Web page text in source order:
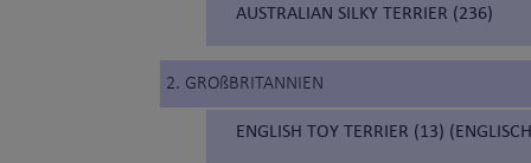
AUSTRALIAN SILKY TERRIER (236)
2. GROßBRITANNIEN
ENGLISH TOY TERRIER (13)